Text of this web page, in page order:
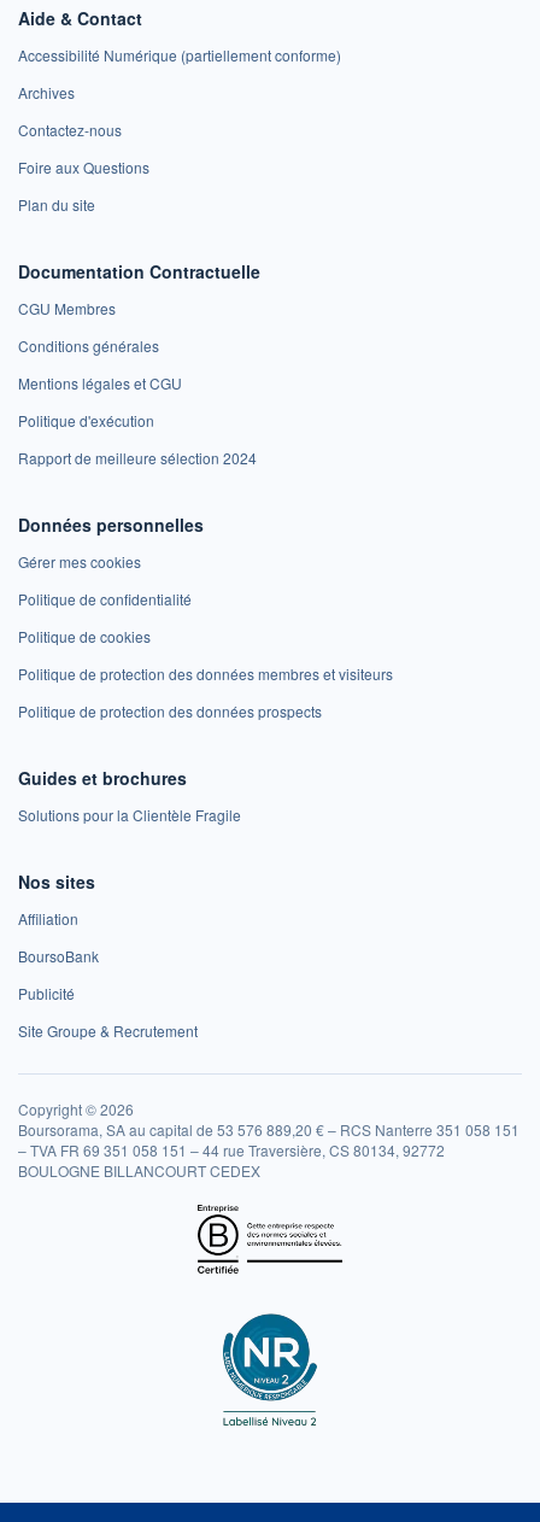
Aide & Contact
Accessibilité Numérique (partiellement conforme)
Archives
Contactez-nous
Foire aux Questions
Plan du site
Documentation Contractuelle
CGU Membres
Conditions générales
Mentions légales et CGU
Politique d'exécution
Rapport de meilleure sélection 2024
Données personnelles
Gérer mes cookies
Politique de confidentialité
Politique de cookies
Politique de protection des données membres et visiteurs
Politique de protection des données prospects
Guides et brochures
Solutions pour la Clientèle Fragile
Nos sites
Affiliation
BoursoBank
Publicité
Site Groupe & Recrutement
Copyright © 2026
Boursorama, SA au capital de 53 576 889,20 € – RCS Nanterre 351 058 151
– TVA FR 69 351 058 151 – 44 rue Traversière, CS 80134, 92772
BOULOGNE BILLANCOURT CEDEX